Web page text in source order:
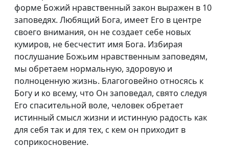
жизнь
богословия
Христос помогает
победить страх
Евгений Зайцев, доктор
богословия
Дух Святой и
проповедь Евангелия
Владимир Котов,
священнослужитель
Подготовка к
излитию Духа
Святого
Владимир Котов,
священнослужитель
Дух Святой в жизни
форме Божий нравственный закон выражен в 10
заповедях. Любящий Бога, имеет Его в центре
своего внимания, он не создает себе новых
кумиров, не бесчестит имя Бога. Избирая
послушание Божьим нравственным заповедям,
мы обретаем нормальную, здоровую и
полноценную жизнь. Благоговейно относясь к
Богу и ко всему, что Он заповедал, свято следуя
Его спасительной воле, человек обретает
истинный смысл жизни и истинную радость как
для себя так и для тех, с кем он приходит в
соприкосновение.